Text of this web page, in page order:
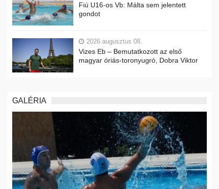
Fiú U16-os Vb: Málta sem jelentett
gondot
2026 augusztus 08.
Vizes Eb – Bemutatkozott az első
magyar óriás-toronyugró, Dobra Viktor
GALÉRIA